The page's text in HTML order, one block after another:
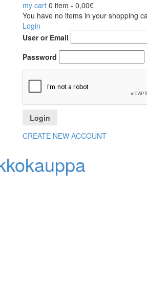
my cart 0 item - 0,00€
You have no items in your shopping
Login
User or Email
Password
CREATE NEW ACCOUNT